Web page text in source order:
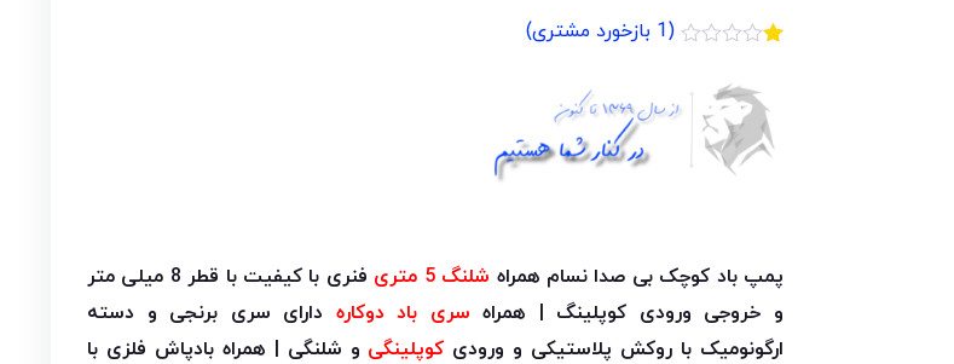
5
در
امتیازدهی
(
1 بازخورد مشتری)
پمپ باد کوچک بی صدا نسام همراه شلنگ 5 متری
فنری با کیفیت با قطر 8 میلی متر
و خروجی ورودی کوپلینگ | همراه سری باد دوکاره دارای سری برنجی و دسته
ارگونومیک با روکش پلاستیکی و ورودی کوپلینگی و شلنگی | همراه بادپاش فلزی با